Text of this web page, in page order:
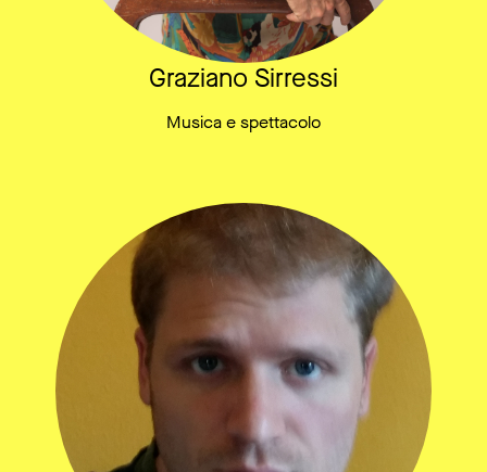
Graziano Sirressi
Musica e spettacolo